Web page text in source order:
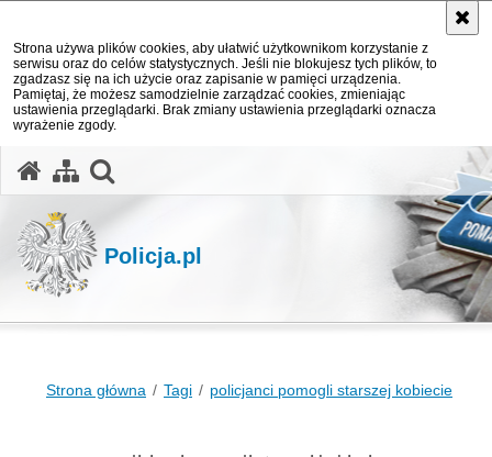
Strona używa plików cookies, aby ułatwić użytkownikom korzystanie z
serwisu oraz do celów statystycznych. Jeśli nie blokujesz tych plików, to
zgadzasz się na ich użycie oraz zapisanie w pamięci urządzenia.
Pamiętaj, że możesz samodzielnie zarządzać cookies, zmieniając
ustawienia przeglądarki. Brak zmiany ustawienia przeglądarki oznacza
wyrażenie zgody.
Policja.pl
Strona główna Tagi policjanci pomogli starszej kobiecie